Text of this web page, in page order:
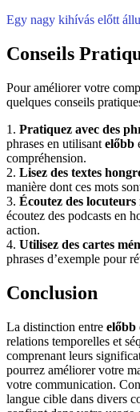
Egy nagy kihívás előtt
Conseils
Pour améliorer votre
quelques conseils
1. Pratiquez avec des
phrases en utilisant előbb
compréhension.
2. Lisez des textes
manière dont ces mots
3. Écoutez des locuteurs
écoutez des podcasts en
action.
4. Utilisez des cartes
phrases d’exemple pour
Conclusion
La distinction entre előbb
relations temporelles et
comprenant leurs
pourrez améliorer votre
votre communication.
langue cible dans divers